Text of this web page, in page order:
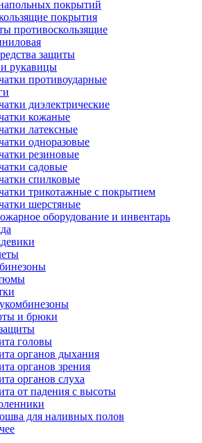
покрытий
покрытия
противоскользящие
защиты
рукавицы
противоударные
диэлектрические
кожаные
латексные
одноразовые
резиновые
садовые
спилковые
трикотажные с покрытием
шерстяные
оборудование и инвентарь
и брюки
головы
органов дыхания
органов зрения
органов слуха
от падения с высоты
для наливных полов